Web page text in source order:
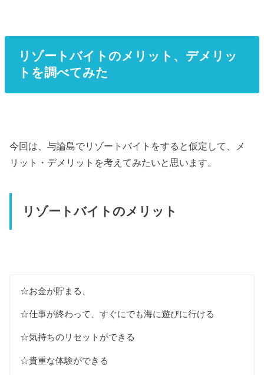
リゾートバイトのメリット、デメリッ
トを調べてみた
今回は、与論島でリゾートバイトをすると仮定して、メ
リット・デメリットを考えてみたいと思います。
リゾートバイトのメリット
☆お金が貯まる、
☆仕事が終わって、すぐにでも海に遊びに行ける
☆気持ちのリセットができる
☆貴重な体験ができる